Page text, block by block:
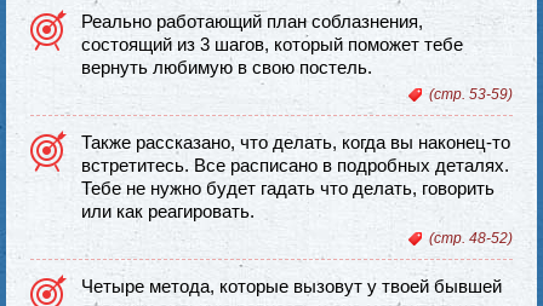
Реально работающий план соблазнения,
состоящий из 3 шагов, который поможет тебе
вернуть любимую в свою постель.
(стр. 53-59)
Также рассказано, что делать, когда вы наконец-то
встретитесь. Все расписано в подробных деталях.
Тебе не нужно будет гадать что делать, говорить
или как реагировать.
(стр. 48-52)
Четыре метода, которые вызовут у твоей бывшей